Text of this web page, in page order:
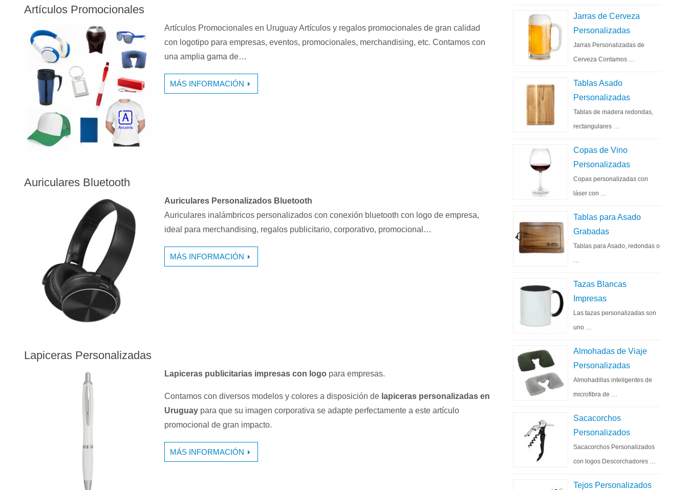
Artículos Promocionales
Artículos Promocionales en Uruguay Artículos y regalos promocionales de gran calidad
con logotipo para empresas, eventos, promocionales, merchandising, etc. Contamos con
una amplia gama de…
MÁS INFORMACIÓN
Auriculares Bluetooth
Auriculares Personalizados Bluetooth
Auriculares inalámbricos personalizados con conexión bluetooth con logo de empresa,
ideal para merchandising, regalos publicitario, corporativo, promocional…
MÁS INFORMACIÓN
Lapiceras Personalizadas
Lapiceras publicitarias impresas con logo para empresas.
Contamos con diversos modelos y colores a disposición de lapiceras personalizadas en
Uruguay para que su imagen corporativa se adapte perfectamente a este artículo
promocional de gran impacto.
MÁS INFORMACIÓN
Jarras de Cerveza
Personalizadas
Jarras Personalizadas de
Cerveza Contamos …
Tablas Asado
Personalizadas
Tablas de madera redondas,
rectangulares …
Copas de Vino
Personalizadas
Copas personalizadas con
láser con …
Tablas para Asado
Grabadas
Tablas para Asado, redondas o
…
Tazas Blancas
Impresas
Las tazas personalizadas son
uno …
Almohadas de Viaje
Personalizadas
Almohadillas inteligentes de
microfibra de …
Sacacorchos
Personalizados
Sacacorchos Personalizados
con logos Descorchadores …
Tejos Personalizados